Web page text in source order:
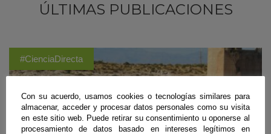
ÚLTIMAS PUBLICACIONES
#CienciaDirecta
Con su acuerdo, usamos cookies o tecnologías similares para
almacenar, acceder y procesar datos personales como su visita
en este sitio web. Puede retirar su consentimiento u oponerse al
procesamiento de datos basado en intereses legítimos en